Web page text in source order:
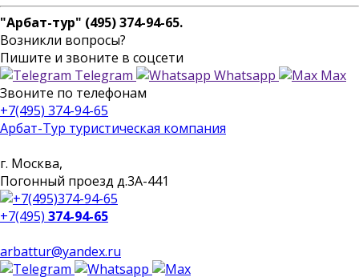
"Арбат-тур" (495) 374-94-65.
Возникли вопросы?
Пишите и звоните в соцсети
Telegram
Whatsapp
Max
Звоните по телефонам
+7(495) 374-94-65
Арбат-Тур туристическая компания
г. Москва,
Погонный проезд д.3А-441
+7(495) 374-94-65
arbattur@yandex.ru